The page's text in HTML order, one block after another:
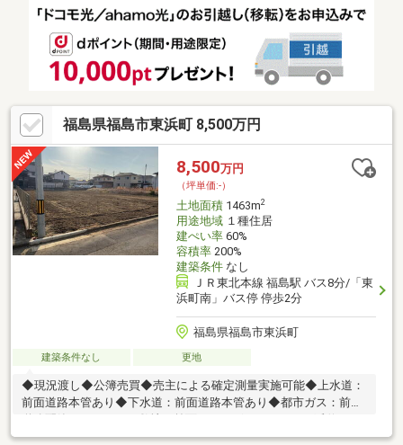
福島県福島市東浜町 8,500万円
8,500万円
（坪単価:-）
土地面積1463m2
用途地域１種住居
建ぺい率60%
容積率200%
建築条件なし
ＪＲ東北本線 福島駅 バス8分/「東
浜町南」バス停 停歩2分
福島県福島市東浜町
建築条件なし 更地
◆現況渡し◆公簿売買◆売主による確定測量実施可能◆上水道：
前面道路本管あり◆下水道：前面道路本管あり◆都市ガス：前面
能）※引込工事をする際の負担金や工事後の維持・管理費が必要